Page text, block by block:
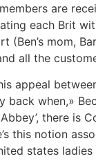
are
each Brit
(Ben’s mom,
all the
appeal
back when,»
Abbey’, there is
this notion
states